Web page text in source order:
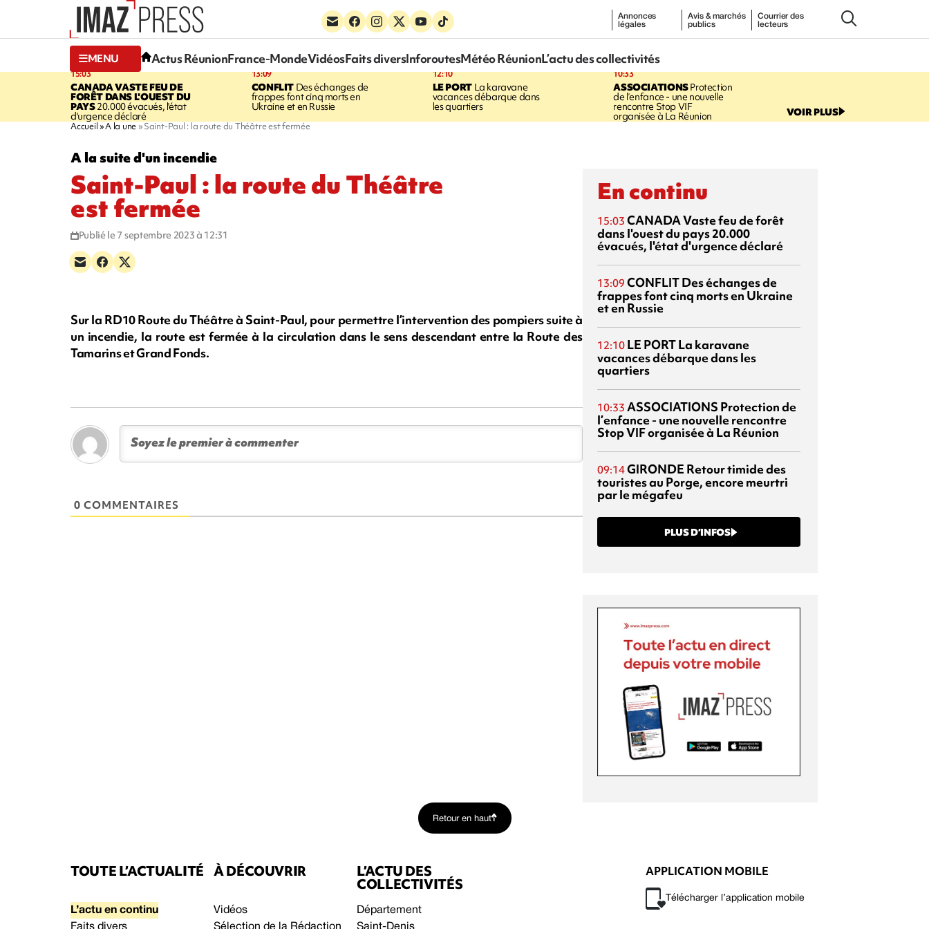
Annonces
légales
Avis & marchés
publics
Courrier des
lecteurs
MENU Actus RéunionFrance-MondeVidéosFaits diversInforoutesMétéo RéunionL’actu des collectivités
15:03
CANADAVASTE FEU DE
FORÊT DANS L'OUEST DU
PAYS20.000 évacués, l'état
d'urgence déclaré
13:09
CONFLIT Des échanges de
frappes font cinq morts en
Ukraine et en Russie
12:10
LE PORTLa karavane
vacances débarque dans
les quartiers
10:33
ASSOCIATIONSProtection
de l’enfance - une nouvelle
rencontre Stop VIF
organisée à La Réunion VOIR PLUS
Accueil A la une Saint-Paul : la route du Théâtre est fermée
A la suite d'un incendie
Saint-Paul : la route du Théâtre
est fermée
Publié le 7 septembre 2023 à 12:31
Sur la RD10 Route du Théâtre à Saint-Paul, pour permettre l’intervention des pompiers suite à
un incendie, la route est fermée à la circulation dans le sens descendant entre la Route des
Tamarins et Grand Fonds.
0 COMMENTAIRES
En continu
15:03 CANADAVaste feu de forêt
dans l'ouest du pays20.000
évacués, l'état d'urgence déclaré
13:09 CONFLITDes échanges de
frappes font cinq morts en Ukraine
et en Russie
12:10 LE PORTLa karavane
vacances débarque dans les
quartiers
10:33 ASSOCIATIONS Protection de
l’enfance - une nouvelle rencontre
Stop VIF organisée à La Réunion
09:14GIRONDE Retour timide des
touristes au Porge, encore meurtri
par le mégafeu
PLUS D’INFOS
Retour en haut
TOUTE L’ACTUALITÉ
L’actu en continu
À DÉCOUVRIR
Vidéos
L’ACTU DES
COLLECTIVITÉS
Département
APPLICATION MOBILE
Télécharger l’application mobile